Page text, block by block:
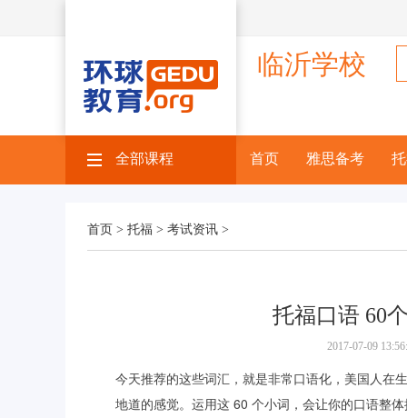
临沂学校
全部课程 首页 雅思备考
首页 > 托福 > 考试资讯 >
托福口语 60
2017-07-09
今天推荐的这些词汇，就是非常口语化，美国人在
地道的感觉。运用这 60 个小词，会让你的口语整